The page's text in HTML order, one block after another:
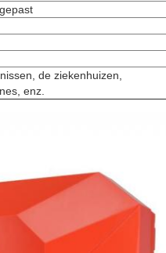
de ziekenhuizen,
enz.